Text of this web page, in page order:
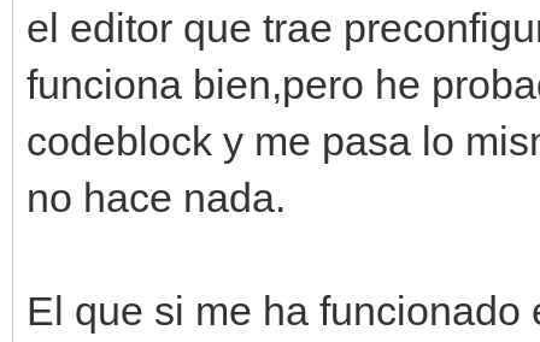
el editor que trae
funciona bien,pero he
codeblock y me pasa lo
no hace nada.
El que si me ha